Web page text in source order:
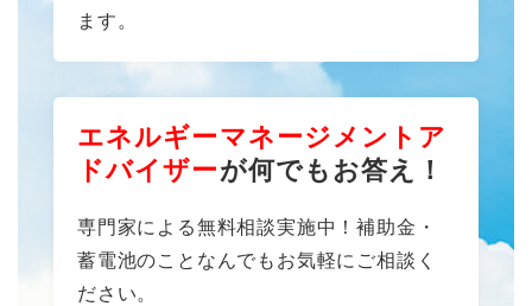
ます。
エネルギーマネージメントア
ドバイザーが何でもお答え！
専門家による無料相談実施中！補助金・
蓄電池のことなんでもお気軽にご相談く
ださい。